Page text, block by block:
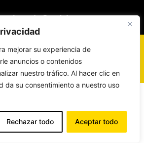
mejorar su experiencia de
anuncios o contenidos
nuestro tráfico. Al hacer clic en
da su consentimiento a nuestro uso
Rechazar todo Aceptar todo
de Servicio
design by RK Informatika